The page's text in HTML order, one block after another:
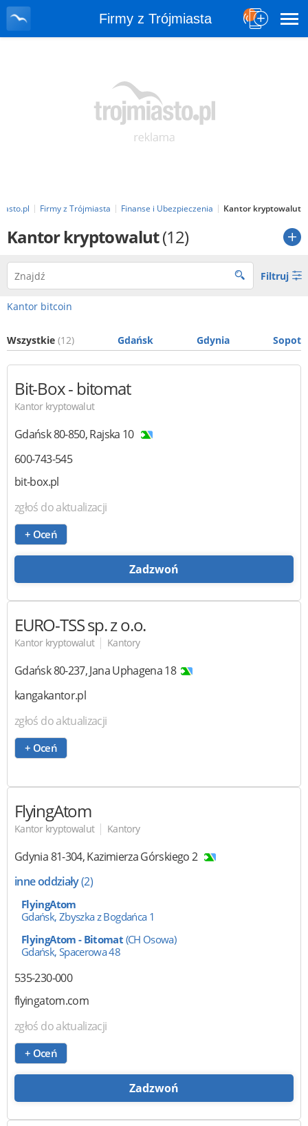
Firmy z Trójmiasta
Firmy z Trójmiasta Finanse i Ubezpieczenia Kantor kryptowalut
Kantor kryptowalut(12)
Filtruj
Kantor bitcoin
Wszystkie (12) Gdańsk Gdynia Sopot
Bit-Box- bitomat
Kantor kryptowalut
Gdańsk80-850,Rajska 10
600-743-545
bit-box.pl
zgłoś do aktualizacji
+ Oceń
Zadzwoń
EURO-TSS sp. z o.o.
Kantor kryptowalut | Kantory
Gdańsk80-237,Jana Uphagena 18
kangakantor.pl
zgłoś do aktualizacji
+ Oceń
FlyingAtom
Kantor kryptowalut | Kantory
Gdynia81-304,Kazimierza Górskiego 2
inne oddziały(2)
FlyingAtom
Gdańsk, Zbyszka z Bogdańca 1
FlyingAtom - Bitomat (CH Osowa)
Gdańsk, Spacerowa 48
535-230-000
flyingatom.com
zgłoś do aktualizacji
+ Oceń
Zadzwoń